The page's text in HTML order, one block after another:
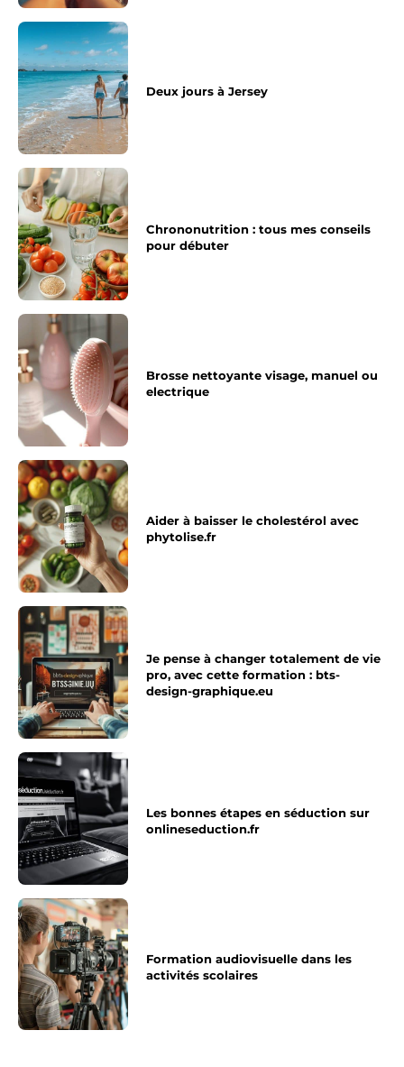
Deux jours à Jersey
Chrononutrition : tous mes conseils
pour débuter
Brosse nettoyante visage, manuel ou
electrique
Aider à baisser le cholestérol avec
phytolise.fr
Je pense à changer totalement de vie
pro, avec cette formation : bts-
design-graphique.eu
Les bonnes étapes en séduction sur
onlineseduction.fr
Formation audiovisuelle dans les
activités scolaires